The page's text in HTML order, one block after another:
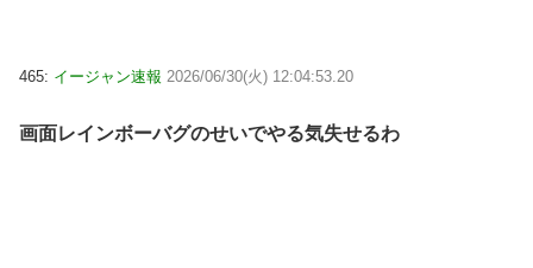
465: イージャン速報 2026/06/30(火) 12:04:53.20
画面レインボーバグのせいでやる気失せるわ